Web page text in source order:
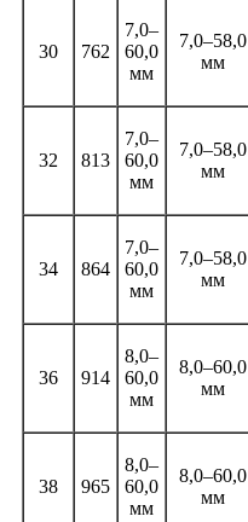
30 762
7,0–
60,0
мм
7,0–58,0
мм
32 813
7,0–
60,0
мм
7,0–58,0
мм
34 864
7,0–
60,0
мм
7,0–58,0
мм
36 914
8,0–
60,0
мм
8,0–60,0
мм
38 965
8,0–
60,0
мм
8,0–60,0
мм